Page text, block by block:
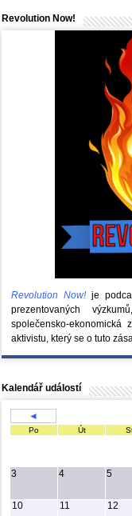
Revolution Now!
Revolution Now! je
prezentovaných
společensko-
aktivistu, který se o tuto
Kalendář událostí
◄
Po Út
3 4 5
10 11 12